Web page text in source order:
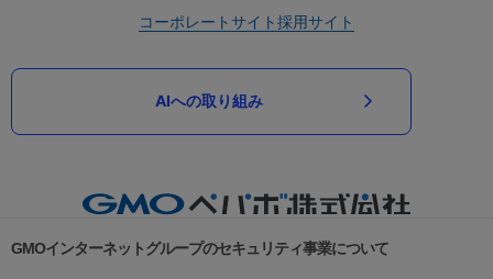
コーポレートサイト採用サイト
AIへの取り組み
GMOインターネットグループのセキュリティ事業について